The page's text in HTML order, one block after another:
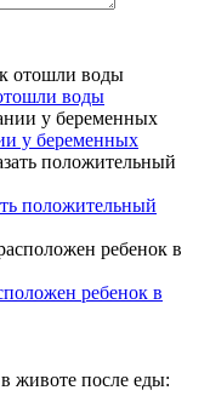
воды
у беременных
положительный
ребенок в